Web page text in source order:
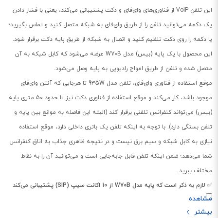
این تلفن VoIP از فناوری‌های وای‌فای و دکت پشتیبانی می‌کند، یعنی با فشار دادن
یک دکمه می‌توانید تلفن را از طریق وای‌فای به شبکه متصل کنید و تماس بگیرید؛
یا دکمه را روی دکت تنظیم کنید و اتصال به شبکه از طریق پایه دکت برقرار شود.
این محصول با یک پایه (بیس) مدل W70B عرضه می‌شود که کابل شبکه به آن
متصل شده و تلفن از طریق امواج رادیویی به پایه وصل می‌شود.
موقع استفاده از فناوری وای‌فای، تلفن مدل 935W تا هرجایی که آنتن وای‌فای
موجود باشد، کار می‌کند و موقع استفاده از فناوری دکت نیز تا حدود 50 متری پایه
(بیس) می‌تواند کنفرانس تلفنی برقرار کند (البته این فاصله به موانع بین پایه و
تلفن بستگی دارد). با توجه به اینکه تلفن یک باتری داخلی دارد، موقع استفاده
نیازی به کابل شبکه و سیم برق نیست و در نتیجه ظاهری جذاب به اتاق کنفرانس
شما می‌دهد؛ ضمن اینکه تلفن قابل جابه‌جایی است و می‌توانید آن را به نقاط
مختلف ببرید.
✅
لازم به ذکر است که پایه مدل W70B از 10 اکانت سیپ (SIP) پشتیبانی می‌کند
اما خود تلفن فقط با یک اکانت سیپ کار می‌کند.